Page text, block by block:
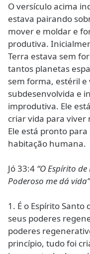
O versículo acima
estava pairando
mover e moldar e
produtiva.
Terra estava sem
tantos planetas
sem forma, estéril e
subdesenvolvida e
improdutiva. Ele
criar vida para viver
Ele está pronto
habitação humana.
Jó 33:4 “O Espírito
Poderoso me dá
1. É o Espírito
seus poderes
poderes
princípio, tudo foi